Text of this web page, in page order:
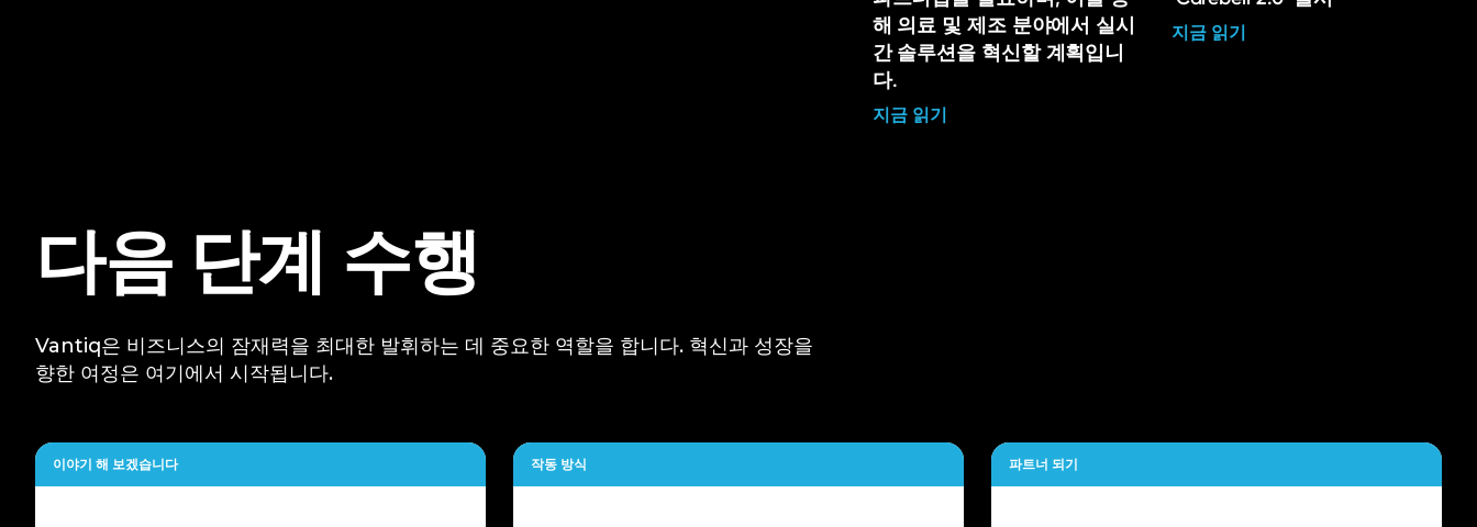
해 의료 및 제조 분야에서 실시
간 솔루션을 혁신할 계획입니
다.
지금 읽기
지금 읽기
다음 단계 수행
Vantiq은 비즈니스의 잠재력을 최대한 발휘하는 데 중요한 역할을 합니다. 혁신과 성장을
향한 여정은 여기에서 시작됩니다.
이야기 해 보겠습니다 작동 방식 파트너 되기